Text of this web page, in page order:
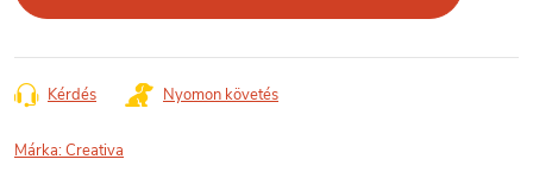
Kérdés Nyomon követés
Márka:Creativa